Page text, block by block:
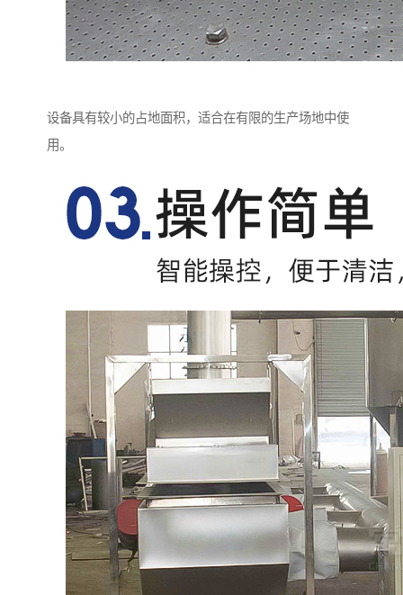
设备具有较小的占地面积，适合在有限的生产场地中使
用。